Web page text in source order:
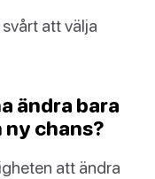
att välja
ändra bara
ny chans?
att ändra